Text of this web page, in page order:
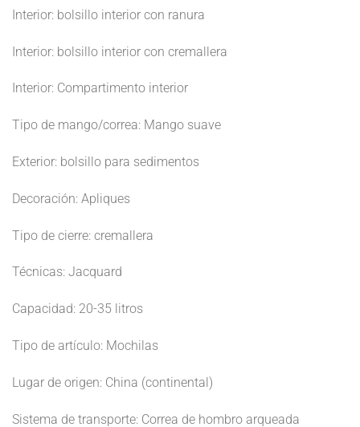
Interior: bolsillo interior con ranura
Interior: bolsillo interior con cremallera
Interior: Compartimento interior
Tipo de mango/correa: Mango suave
Exterior: bolsillo para sedimentos
Decoración: Apliques
Tipo de cierre: cremallera
Técnicas: Jacquard
Capacidad: 20-35 litros
Tipo de artículo: Mochilas
Lugar de origen: China (continental)
Sistema de transporte: Correa de hombro arqueada